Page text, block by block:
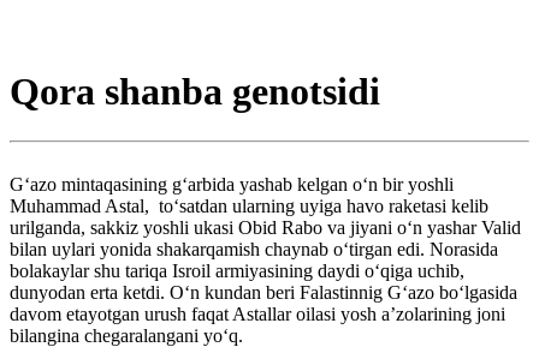
Qora shanba genotsidi
G‘azo mintaqasining g‘arbida yashab kelgan o‘n bir yoshli
Muhammad Astal, to‘satdan ularning uyiga havo raketasi kelib
urilganda, sakkiz yoshli ukasi Obid Rabo va jiyani o‘n yashar Valid
bilan uylari yonida shakarqamish chaynab o‘tirgan edi. Norasida
bolakaylar shu tariqa Isroil armiyasining daydi o‘qiga uchib,
dunyodan erta ketdi. O‘n kundan beri Falastinnig G‘azo bo‘lgasida
davom etayotgan urush faqat Astallar oilasi yosh a’zolarining joni
bilangina chegaralangani yo‘q.